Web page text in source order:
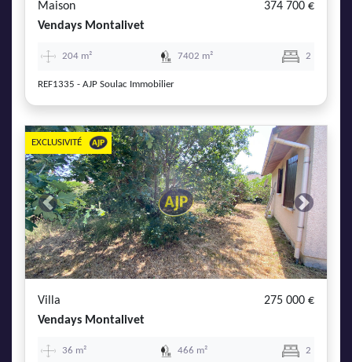
Maison
374 700 €
Vendays Montalivet
204 m² 7402 m² 2
REF1335 - AJP Soulac Immobilier
Previous Next
EXCLUSIVITÉ
Villa
275 000 €
Vendays Montalivet
36 m² 466 m² 2